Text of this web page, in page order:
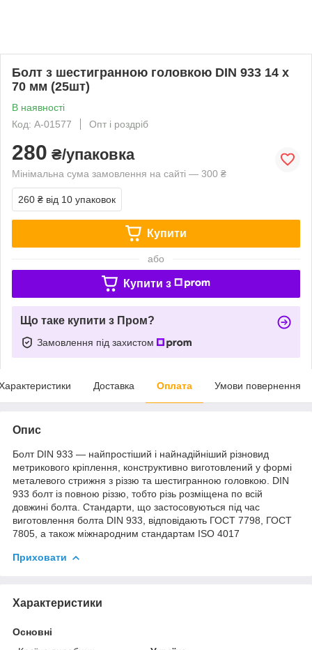
Болт з шестигранною головкою DIN 933 14 х
70 мм (25шт)
В наявності
Код: A-01577
Опт і роздріб
280 ₴/упаковка
Мінімальна сума замовлення на сайті — 300 ₴
260 ₴ від 10 упаковок
Купити
або
Купити з
Що таке купити з Пром?
Замовлення під захистом
Доставка Оплата Умови повернення
Опис
Болт DIN 933 — найпростіший і найнадійніший різновид
метрикового кріплення, конструктивно виготовлений у формі
металевого стрижня з різзю та шестигранною головкою. DIN
933 болт із повною різзю, тобто різь розміщена по всій
довжині болта. Стандарти, що застосовуються під час
виготовлення болта DIN 933, відповідають ГОСТ 7798, ГОСТ
7805, а також міжнародним стандартам ISO 4017
Приховати
Характеристики
Основні